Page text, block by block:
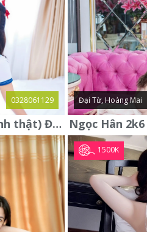
0328061129
Khánh Huyền 2006 (Ảnh thật) Đại từ - Hoàng Mai
Đại Từ, Hoàng Mai
1500K